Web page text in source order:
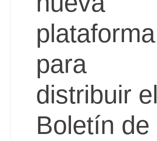
Reservas
Calendario Lectivo
Horarios
Periodismo
plataforma
para
distribuir el
Boletín de